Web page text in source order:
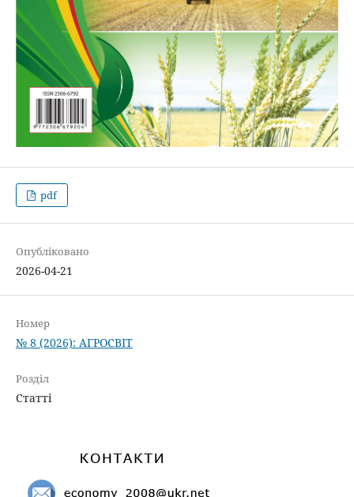
pdf
Опубліковано
2026-04-21
Номер
№ 8 (2026): АГРОСВІТ
Розділ
Статті